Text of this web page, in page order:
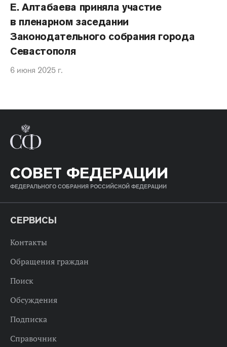
Е. Алтабаева приняла участие
в пленарном заседании
Законодательного собрания города
Севастополя
6 июня 2025 г.
СОВЕТ ФЕДЕРАЦИИ
ФЕДЕРАЛЬНОГО СОБРАНИЯ РОССИЙСКОЙ ФЕДЕРАЦИИ
СЕРВИСЫ
Контакты
Обращения граждан
Поиск
Обсуждения
Подписка
Справочник